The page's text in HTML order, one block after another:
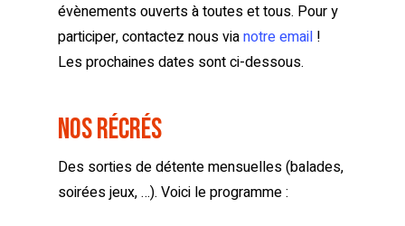
évènements ouverts à toutes et tous. Pour y
participer, contactez nous vianotre email !
Les prochaines dates sont ci-dessous.
Nos Récrés
Des sorties de détente mensuelles (balades,
soirées jeux, …). Voici le programme :